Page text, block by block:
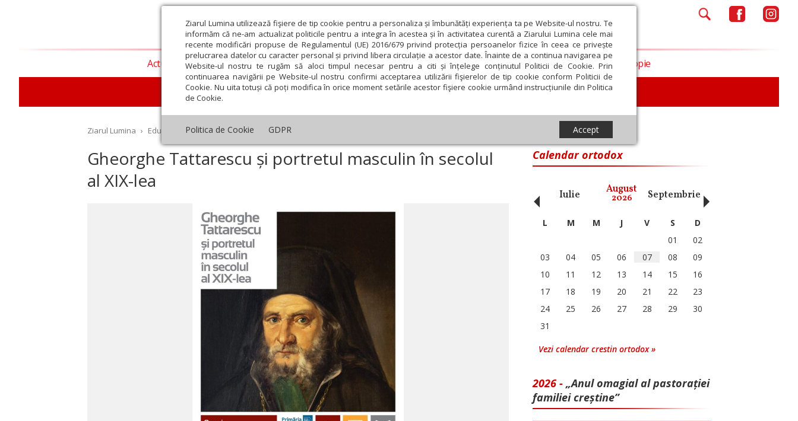
Ziarul Lumina utilizează fişiere de tip cookie pentru a personaliza și îmbunătăți experiența ta pe Website-ul nostru. Te
informăm că ne-am actualizat politicile pentru a integra în acestea și în activitatea curentă a Ziarului Lumina cele mai
recente modificări propuse de Regulamentul (UE) 2016/679 privind protecția persoanelor fizice în ceea ce privește
prelucrarea datelor cu caracter personal și privind libera circulație a acestor date. Înainte de a continua navigarea pe
Website-ul nostru te rugăm să aloci timpul necesar pentru a citi și înțelege conținutul Politicii de Cookie. Prin
continuarea navigării pe Website-ul nostru confirmi acceptarea utilizării fişierelor de tip cookie conform Politicii de
Cookie. Nu uita totuși că poți modifica în orice moment setările acestor fişiere cookie urmând instrucțiunile din Politica
de Cookie.
Politica de Cookie GDPR Accept
Actualitate religioasă Teologie și spiritualitate Educaţie și Cultură
Educaţie Lumina literară şi artistică Cultură Interviu
Societate Opinii Filantropie
Ziarul Lumina › Educaţie și Cultură › Cultură Gheorghe Tattarescu și portretul masculin în secolul al XIX-lea
Gheorghe Tattarescu și portretul masculin în secolul
al XIX-lea
Calendar ortodox
Iulie August
2026 Septembrie Octombrie
‹ L M M J V S
D
01
02
03
04 05 06 07 08
09
10
11 12 13 14 15
16
17
18 19 20 21 22
23
24
25 26 27 28 29
30
31
Vezi calendar crestin ortodox »
2026 - „Anul omagial al pastorației
familiei creștine”